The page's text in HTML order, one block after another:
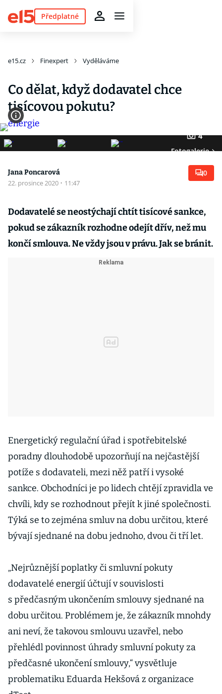
Předplatné
e15.cz Finexpert Vyděláváme
Co dělat, když dodavatel chce
tisícovou pokutu?
4
Fotogalerie
Jana Poncarová
22. prosince 2020 · 11:47
0
Dodavatelé se neostýchají chtít tisícové sankce,
pokud se zákazník rozhodne odejít dřív, než mu
končí smlouva. Ne vždy jsou v právu. Jak se bránit.
Energetický regulační úřad i spotřebitelské
poradny dlouhodobě upozorňují na nejčastější
potíže s dodavateli, mezi něž patří i vysoké
sankce. Obchodníci je po lidech chtějí zpravidla ve
chvíli, kdy se rozhodnout přejít k jiné společnosti.
Týká se to zejména smluv na dobu určitou, které
bývají sjednané na dobu jednoho, dvou či tří let.
„Nejrůznější poplatky či smluvní pokuty
dodavatelé energií účtují v souvislosti
s předčasným ukončením smlouvy sjednané na
dobu určitou. Problémem je, že zákazník mnohdy
ani neví, že takovou smlouvu uzavřel, nebo
přehlédl povinnost úhrady smluvní pokuty za
předčasné ukončení smlouvy,“ vysvětluje
problematiku Eduarda Hekšová z organizace